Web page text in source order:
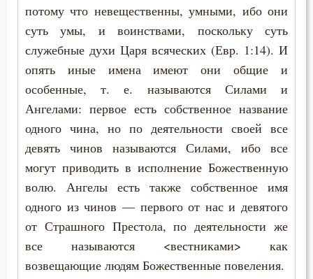
Воровство
Воскресение
Воскресение Христово
Воспитание
Врач
Время
Высокомерие
Глаза
потому что невещественны, умными, ибо они
суть умы, и воинствами, поскольку суть
служебные духи Царя всяческих (Евр. 1:14). И
опять иные имена имеют они общие и
особенные, т. е. называются Силами и
Ангелами: первое есть собственное название
одного чина, но по деятельности своей все
девять чинов называются Силами, ибо все
могут приводить в исполнение Божественную
волю. Ангелы есть также собственное имя
одного из чинов — первого от нас и девятого
от Страшного Престола, по деятельности же
все называются <вестниками> как
возвещающие людям Божественные повеления.